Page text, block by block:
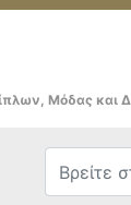
Μόδας και